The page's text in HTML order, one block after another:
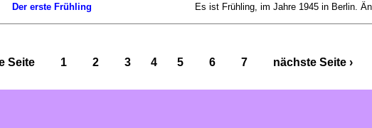
Der erste Frühling Es ist Frühling, im Jahre 1945 in Berlin.
Seite 1 2 3 4 5 6 7 nächste Seite ›